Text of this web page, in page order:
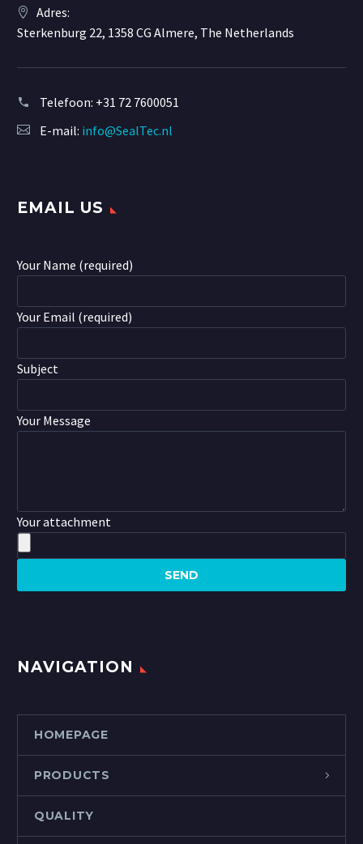
Adres:
Sterkenburg 22, 1358 CG Almere, The Netherlands
Telefoon: +31 72 7600051
E-mail: info@SealTec.nl
EMAIL US
Your Name (required)
Your Email (required)
Subject
Your Message
Your attachment
NAVIGATION
HOMEPAGE
PRODUCTS
QUALITY